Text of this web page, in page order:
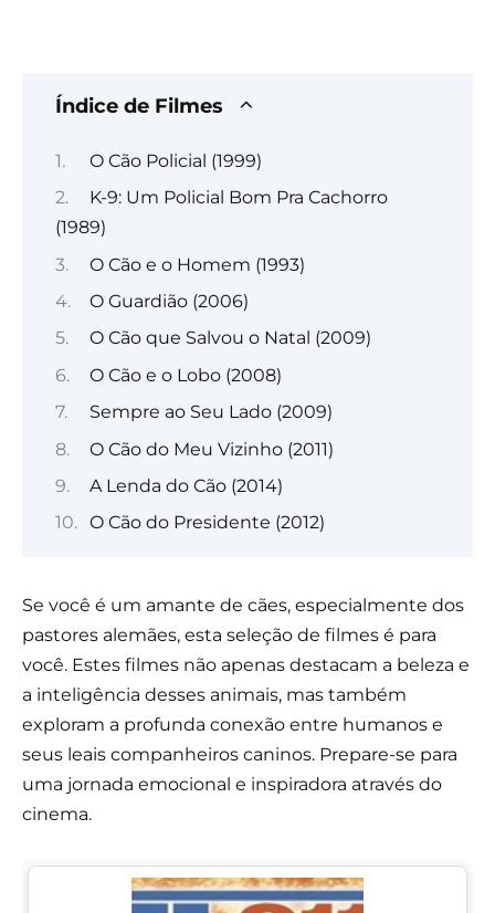
Índice de Filmes
O Cão Policial (1999)
K-9: Um Policial Bom Pra Cachorro
(1989)
O Cão e o Homem (1993)
O Guardião (2006)
O Cão que Salvou o Natal (2009)
O Cão e o Lobo (2008)
Sempre ao Seu Lado (2009)
O Cão do Meu Vizinho (2011)
A Lenda do Cão (2014)
O Cão do Presidente (2012)
Se você é um amante de cães, especialmente dos
pastores alemães, esta seleção de filmes é para
você. Estes filmes não apenas destacam a beleza e
a inteligência desses animais, mas também
exploram a profunda conexão entre humanos e
seus leais companheiros caninos. Prepare-se para
uma jornada emocional e inspiradora através do
cinema.